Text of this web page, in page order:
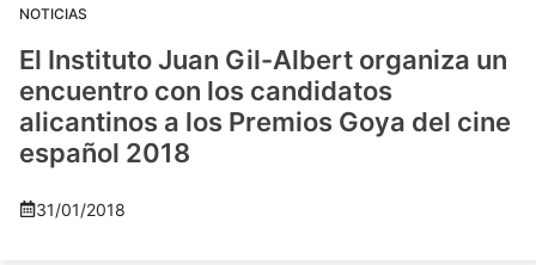
NOTICIAS
El Instituto Juan Gil-Albert organiza un
encuentro con los candidatos
alicantinos a los Premios Goya del cine
español 2018
31/01/2018